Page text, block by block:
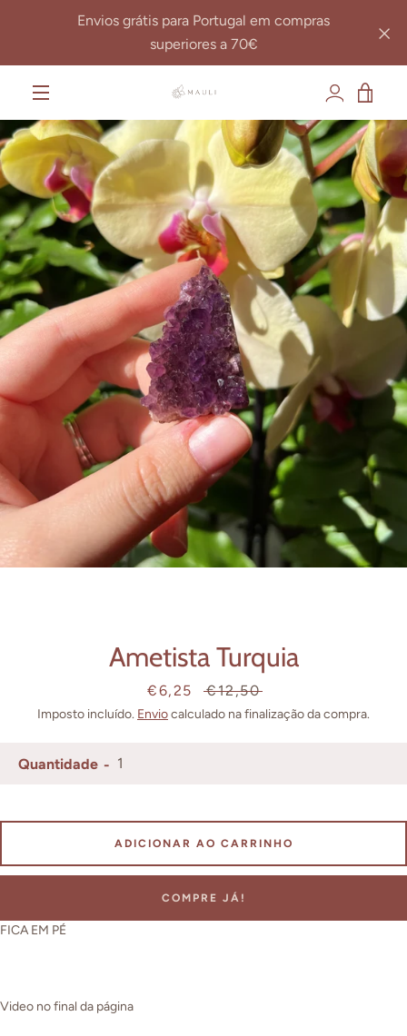
Conteúdo
Envios grátis para Portugal em compras
superiores a 70€
FacebookInstagram
Ametista Turquia
Preço
de
€6,25
Preço
normal
€12,50
Imposto incluído. Enviocalculado na finalização da compra.
Quantidade
ADICIONAR AO CARRINHO
COMPRE JÁ!
FICA EM PÉ
Video no final da página
SEGUINTE
1 2